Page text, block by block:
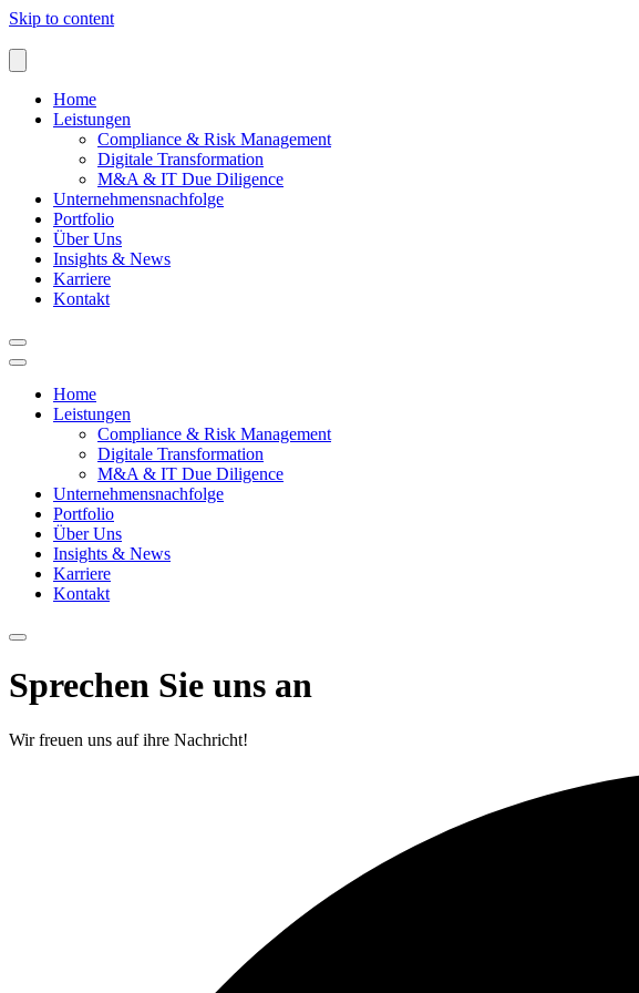
Skip to content
Home
Leistungen
Compliance & Risk Management
Digitale Transformation
M&A & IT Due Diligence
Unternehmensnachfolge
Portfolio
Über Uns
Insights & News
Karriere
Kontakt
Home
Leistungen
Compliance & Risk Management
Digitale Transformation
M&A & IT Due Diligence
Unternehmensnachfolge
Portfolio
Über Uns
Insights & News
Karriere
Kontakt
Sprechen Sie uns an
Wir freuen uns auf ihre Nachricht!